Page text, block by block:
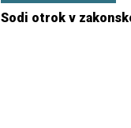
Sodi otrok v